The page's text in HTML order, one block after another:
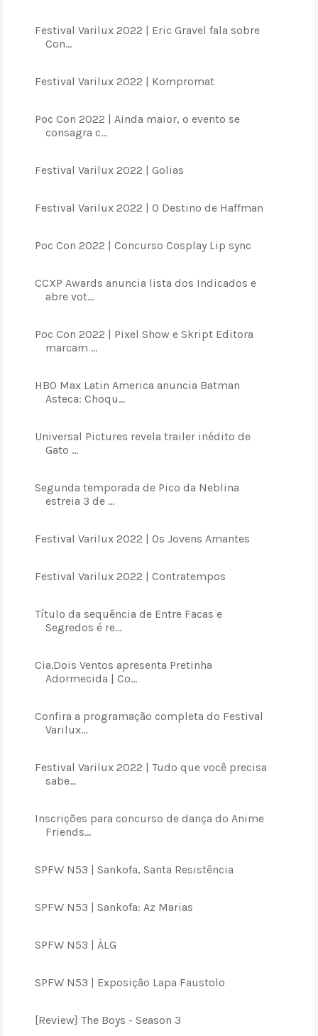
Festival Varilux 2022 | Eric Gravel fala sobre
Con...
Festival Varilux 2022 | Kompromat
Poc Con 2022 | Ainda maior, o evento se
consagra c...
Festival Varilux 2022 | Golias
Festival Varilux 2022 | O Destino de Haffman
Poc Con 2022 | Concurso Cosplay Lip sync
CCXP Awards anuncia lista dos Indicados e
abre vot...
Poc Con 2022 | Pixel Show e Skript Editora
marcam ...
HBO Max Latin America anuncia Batman
Asteca: Choqu...
Universal Pictures revela trailer inédito de
Gato ...
Segunda temporada de Pico da Neblina
estreia 3 de ...
Festival Varilux 2022 | Os Jovens Amantes
Festival Varilux 2022 | Contratempos
Título da sequência de Entre Facas e
Segredos é re...
Cia.Dois Ventos apresenta Pretinha
Adormecida | Co...
Confira a programação completa do Festival
Varilux...
Festival Varilux 2022 | Tudo que você precisa
sabe...
Inscrições para concurso de dança do Anime
Friends...
SPFW N53 | Sankofa, Santa Resistência
SPFW N53 | Sankofa: Az Marias
SPFW N53 | ÀLG
SPFW N53 | Exposição Lapa Faustolo
[Review] The Boys - Season 3